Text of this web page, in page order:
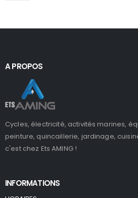
A PROPOS
Cycles, électricité, activités marines,
peinture, quincaillerie, jardinage,
c'est chez Ets AMING !
INFORMATIONS